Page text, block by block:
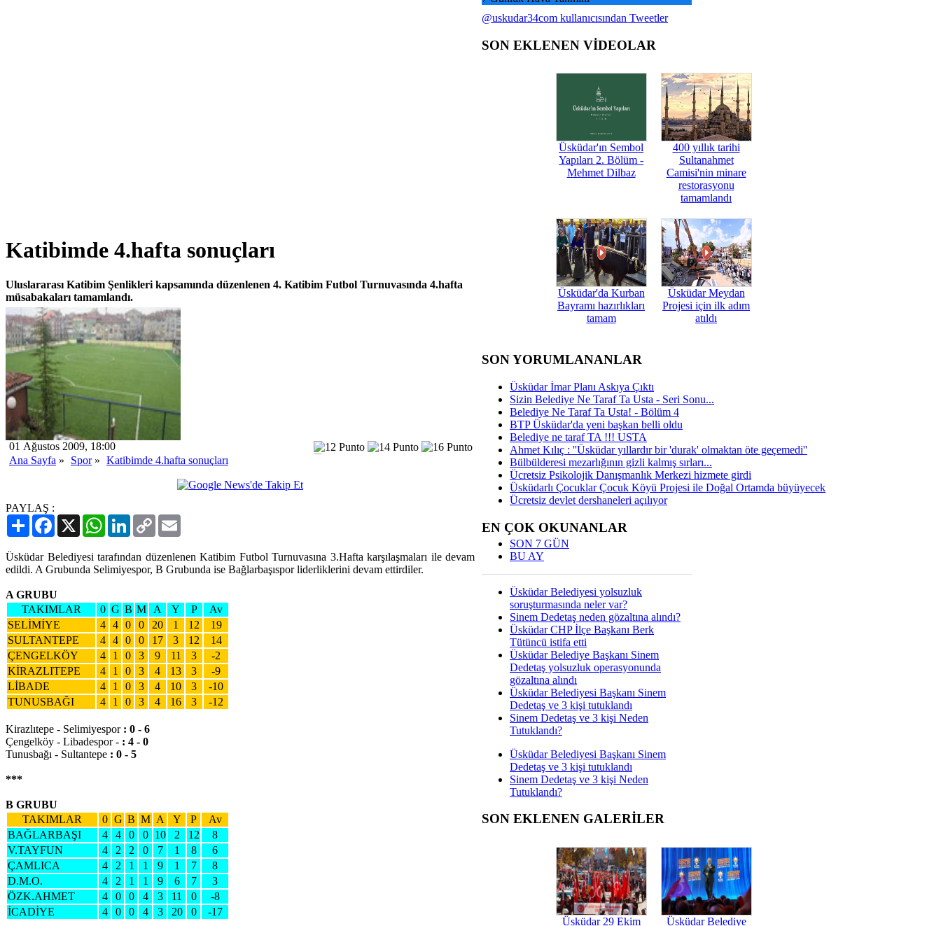
Katibimde 4.hafta sonuçları
Uluslararası Katibim Şenlikleri kapsamında düzenlenen 4. Katibim Futbol Turnuvasında 4.hafta
müsabakaları tamamlandı.
01 Ağustos 2009, 18:00
Ana Sayfa » Spor» Katibimde 4.hafta sonuçları
PAYLAŞ :
PaylaşFacebook
X WhatsAppLinkedIn
Copy
Link
Üsküdar Belediyesi tarafından düzenlenen Katibim Futbol Turnuvasına 3.Hafta karşılaşmaları ile devam
edildi. A Grubunda Selimiyespor, B Grubunda ise Bağlarbaşıspor liderliklerini devam ettirdiler.
A GRUBU
TAKIMLAR
0 G B M A Y P
Av
SELİMİYE
4 4 0 0 20 1 12
19
SULTANTEPE
4 4 0 0 17 3 12
14
ÇENGELKÖY
4 1 0 3 9 11 3
-2
KİRAZLITEPE
4 1 0 3 4 13 3
-9
LİBADE
4 1 0 3 4 10 3
-10
TUNUSBAĞI
4 1 0 3 4 16 3 -12
Kirazlıtepe - Selimiyespor : 0 - 6
Çengelköy - Libadespor - : 4 - 0
Tunusbağı - Sultantepe : 0 - 5
***
B GRUBU
TAKIMLAR
0 G B M A Y P
Av
BAĞLARBAŞI
4 4 0 0 10 2 12
8
V.TAYFUN
4 2 2 0 7 1 8
6
ÇAMLICA
4 2 1 1 9 1 7
8
D.M.O.
4 2 1 1 9 6 7
3
ÖZK.AHMET
4 0 0 4 3 11 0
-8
İCADİYE
4 0 0 4 3 20 0 -17
@uskudar34com kullanıcısından Tweetler
SON EKLENEN VİDEOLAR
Üsküdar'ın Sembol
Yapıları 2. Bölüm -
Mehmet Dilbaz
400 yıllık tarihi
Sultanahmet
Camisi'nin minare
restorasyonu
tamamlandı
Üsküdar'da Kurban
Bayramı hazırlıkları
tamam
Üsküdar Meydan
Projesi için ilk adım
atıldı
SON YORUMLANANLAR
Üsküdar İmar Planı Askıya Çıktı
Sizin Belediye Ne Taraf Ta Usta - Seri Sonu...
Belediye Ne Taraf Ta Usta! - Bölüm 4
BTP Üsküdar'da yeni başkan belli oldu
Belediye ne taraf TA !!! USTA
Ahmet Kılıç : ''Üsküdar yıllardır bir 'durak' olmaktan öte geçemedi''
Bülbülderesi mezarlığının gizli kalmış sırları...
Ücretsiz Psikolojik Danışmanlık Merkezi hizmete girdi
Üsküdarlı Çocuklar Çocuk Köyü Projesi ile Doğal Ortamda büyüyecek
Ücretsiz devlet dershaneleri açılıyor
EN ÇOK OKUNANLAR
SON 7 GÜN
BU AY
Üsküdar Belediyesi yolsuzluk
soruşturmasında neler var?
Sinem Dedetaş neden gözaltına alındı?
Üsküdar CHP İlçe Başkanı Berk
Tütüncü istifa etti
Üsküdar Belediye Başkanı Sinem
Dedetaş yolsuzluk operasyonunda
gözaltına alındı
Üsküdar Belediyesi Başkanı Sinem
Dedetaş ve 3 kişi tutuklandı
Sinem Dedetaş ve 3 kişi Neden
Tutuklandı?
Üsküdar Belediyesi Başkanı Sinem
Dedetaş ve 3 kişi tutuklandı
Sinem Dedetaş ve 3 kişi Neden
Tutuklandı?
SON EKLENEN GALERİLER
Üsküdar 29 Ekim
Üsküdar Belediye